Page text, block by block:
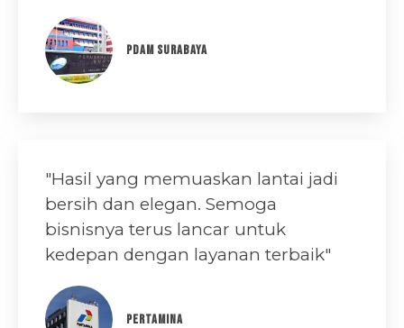
PDAM SURABAYA
"​Hasil yang memuaskan lantai jadi
bersih dan elegan. Semoga
bisnisnya terus lancar untuk
kedepan dengan layanan terbaik"
PERTAMINA